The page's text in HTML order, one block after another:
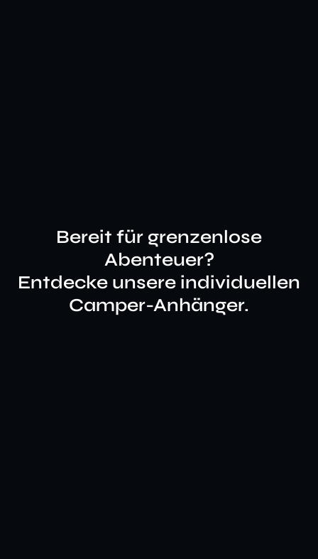
Bereit für grenzenlose
Abenteuer?
Entdecke unsere individuellen
Camper-Anhänger.